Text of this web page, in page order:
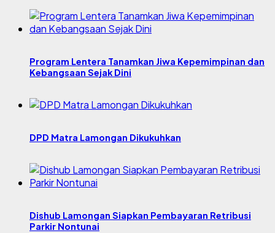
Program Lentera Tanamkan Jiwa Kepemimpinan dan
Kebangsaan Sejak Dini
DPD Matra Lamongan Dikukuhkan
Dishub Lamongan Siapkan Pembayaran Retribusi
Parkir Nontunai